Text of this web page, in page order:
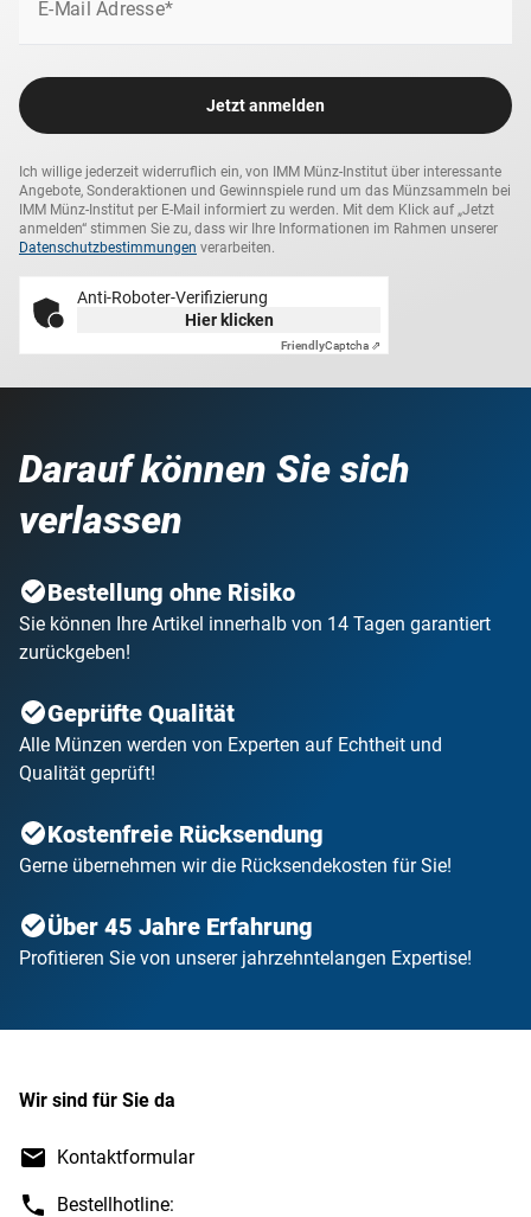
der herausragenden Prägequalität Spiegelglanz kommt
zur Geltung.
Das Original unerreichbar - als Neuprägung für jeden
E-Mail Adresse*
Jetzt anmelden
Ich willige jederzeit widerruflich ein, von IMM Münz-Institut über interessante
Angebote, Sonderaktionen und Gewinnspiele rund um das Münzsammeln bei
IMM Münz-Institut per E-Mail informiert zu werden. Mit dem Klick auf „Jetzt
anmelden“ stimmen Sie zu, dass wir Ihre Informationen im Rahmen unserer
Datenschutzbestimmungen verarbeiten.
Anti-Roboter-Verifizierung
Hier klicken
FriendlyCaptcha ⇗
Darauf können Sie sich
verlassen
Bestellung ohne Risiko
Sie können Ihre Artikel innerhalb von 14 Tagen garantiert
zurückgeben!
Geprüfte Qualität
Alle Münzen werden von Experten auf Echtheit und
Qualität geprüft!
Kostenfreie Rücksendung
Gerne übernehmen wir die Rücksendekosten für Sie!
Über 45 Jahre Erfahrung
Profitieren Sie von unserer jahrzehntelangen Expertise!
Wir sind für Sie da
Kontaktformular
Bestellhotline: